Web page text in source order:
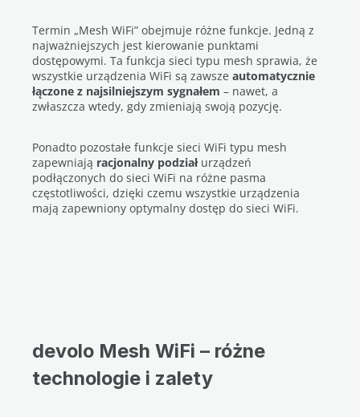
Termin „Mesh WiFi” obejmuje różne funkcje. Jedną z
najważniejszych jest kierowanie punktami
dostępowymi. Ta funkcja sieci typu mesh sprawia, że
wszystkie urządzenia WiFi są zawsze automatycznie
łączone z najsilniejszym sygnałem – nawet, a
zwłaszcza wtedy, gdy zmieniają swoją pozycję.
Ponadto pozostałe funkcje sieci WiFi typu mesh
zapewniają racjonalny podziałurządzeń
podłączonych do sieci WiFi na różne pasma
częstotliwości, dzięki czemu wszystkie urządzenia
mają zapewniony optymalny dostęp do sieci WiFi.
devolo Mesh WiFi – różne
technologie i zalety